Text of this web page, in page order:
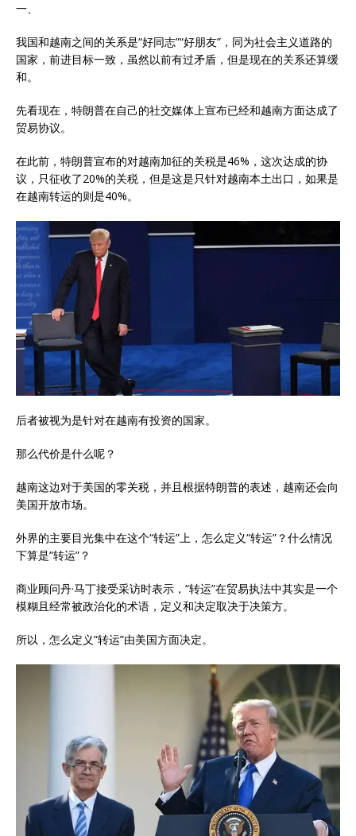
一、
我国和越南之间的关系是“好同志”“好朋友”，同为社会主义道路的
国家，前进目标一致，虽然以前有过矛盾，但是现在的关系还算缓
和。
先看现在，特朗普在自己的社交媒体上宣布已经和越南方面达成了
贸易协议。
在此前，特朗普宣布的对越南加征的关税是46%，这次达成的协
议，只征收了20%的关税，但是这是只针对越南本土出口，如果是
在越南转运的则是40%。
后者被视为是针对在越南有投资的国家。
那么代价是什么呢？
越南这边对于美国的零关税，并且根据特朗普的表述，越南还会向
美国开放市场。
外界的主要目光集中在这个“转运”上，怎么定义“转运”？什么情况
下算是“转运”？
商业顾问丹·马丁接受采访时表示，“转运”在贸易执法中其实是一个
模糊且经常被政治化的术语，定义和决定取决于决策方。
所以，怎么定义“转运”由美国方面决定。